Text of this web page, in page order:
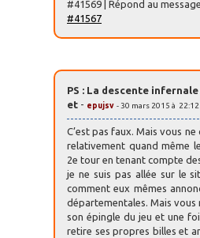
#41569 | Répond au message
#41567
PS : La descente
et - epujsv - 30 mars 2015 à 22:12
C’est pas faux. Mais vous
relativement quand même
2e tour en tenant compte
je ne suis pas allée sur le
comment eux mêmes
départementales. Mais vous
son épingle du jeu et une
retire ses propres billes et